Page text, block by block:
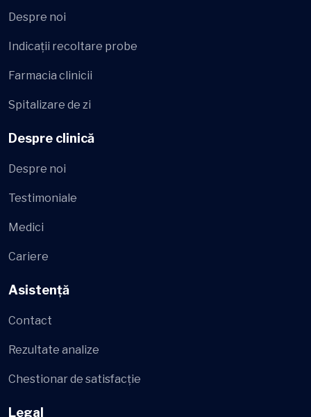
Despre noi
Indicații recoltare probe
Farmacia clinicii
Spitalizare de zi
Despre clinică
Despre noi
Testimoniale
Medici
Cariere
Asistență
Contact
Rezultate analize
Chestionar de satisfacție
Legal